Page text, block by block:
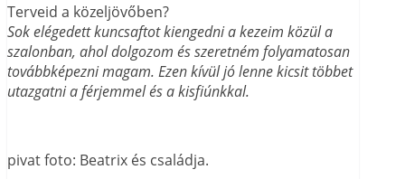
Terveid a közeljövőben?
Sok elégedett kuncsaftot kiengedni a kezeim közül a
szalonban, ahol dolgozom és szeretném folyamatosan
továbbképezni magam. Ezen kívül jó lenne kicsit többet
utazgatni a férjemmel és a kisfiúnkkal.
pivat foto: Beatrix és családja.